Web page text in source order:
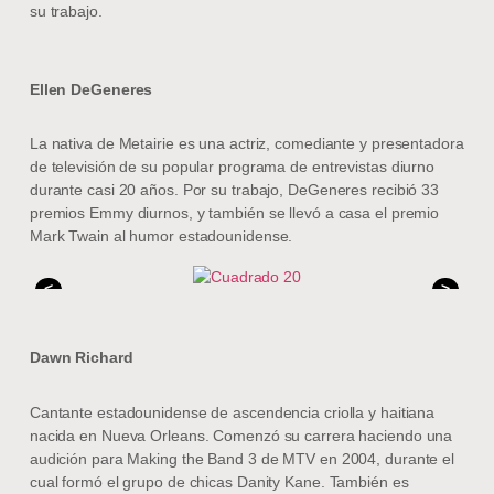
su trabajo.
Ellen DeGeneres
La nativa de Metairie es una actriz, comediante y presentadora
de televisión de su popular programa de entrevistas diurno
durante casi 20 años. Por su trabajo, DeGeneres recibió 33
premios Emmy diurnos, y también se llevó a casa el premio
Mark Twain al humor estadounidense.
< >
Dawn Richard
Cantante estadounidense de ascendencia criolla y haitiana
nacida en Nueva Orleans. Comenzó su carrera haciendo una
audición para Making the Band 3 de MTV en 2004, durante el
cual formó el grupo de chicas Danity Kane. También es